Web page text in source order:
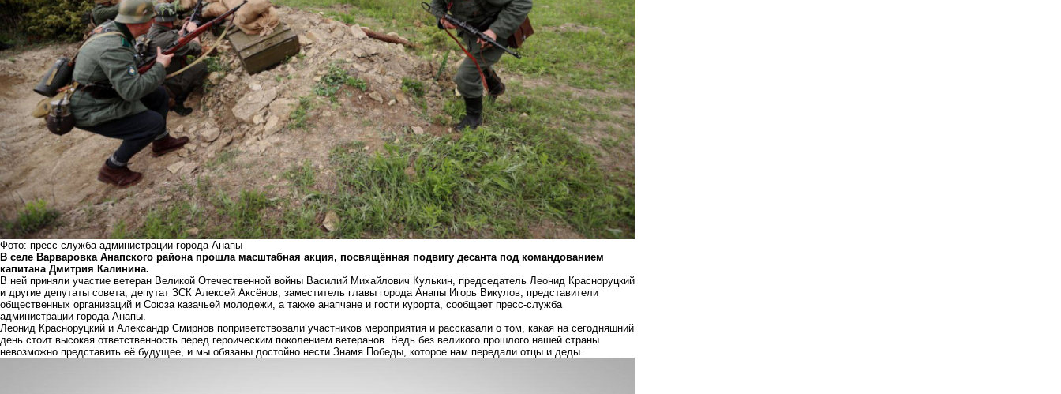
Фото: пресс-служба администрации города Анапы
В селе Варваровка Анапского района прошла масштабная акция, посвящённая подвигу десанта под командованием
капитана Дмитрия Калинина.
В ней приняли участие ветеран Великой Отечественной войны Василий Михайлович Кулькин, председатель Леонид Красноруцкий
и другие депутаты совета, депутат ЗСК Алексей Аксёнов, заместитель главы города Анапы Игорь Викулов, представители
общественных организаций и Союза казачьей молодежи, а также анапчане и гости курорта, сообщает пресс-служба
администрации города Анапы.
Леонид Красноруцкий и Александр Смирнов поприветствовали участников мероприятия и рассказали о том, какая на сегодняшний
день стоит высокая ответственность перед героическим поколением ветеранов. Ведь без великого прошлого нашей страны
невозможно представить её будущее, и мы обязаны достойно нести Знамя Победы, которое нам передали отцы и деды.